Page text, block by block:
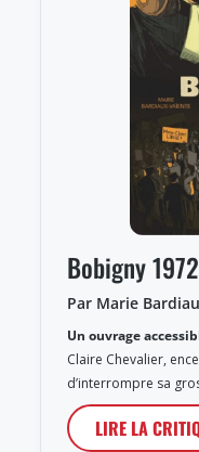
Bobigny 1972
Par Marie
Un ouvrage
Claire Chevalier,
d’interrompre sa
LIRE LA